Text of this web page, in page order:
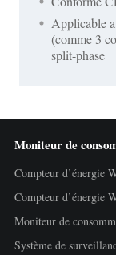
Applicable
(comme 3
split-phase
Moniteur de
Compteur d’énergie
Compteur d’énergie
Moniteur de
Système de